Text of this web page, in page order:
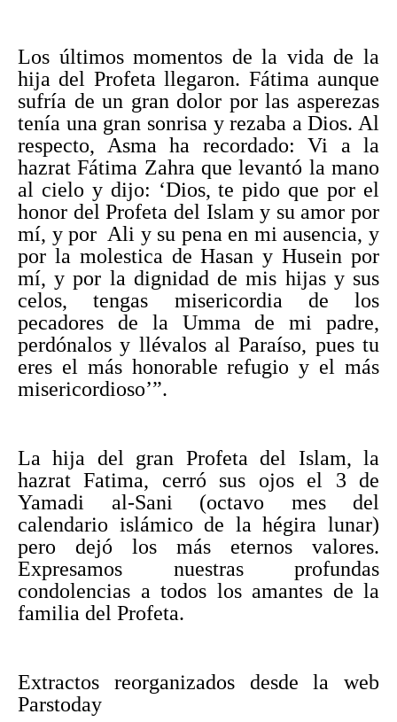
Los últimos momentos de la vida de la
hija del Profeta llegaron. Fátima aunque
sufría de un gran dolor por las asperezas
tenía una gran sonrisa y rezaba a Dios. Al
respecto, Asma ha recordado: Vi a la
hazrat Fátima Zahra que levantó la mano
al cielo y dijo: ‘Dios, te pido que por el
honor del Profeta del Islam y su amor por
mí, y por Ali y su pena en mi ausencia, y
por la molestica de Hasan y Husein por
mí, y por la dignidad de mis hijas y sus
celos, tengas misericordia de los
pecadores de la Umma de mi padre,
perdónalos y llévalos al Paraíso, pues tu
eres el más honorable refugio y el más
misericordioso’”.
La hija del gran Profeta del Islam, la
hazrat Fatima, cerró sus ojos el 3 de
Yamadi al-Sani (octavo mes del
calendario islámico de la hégira lunar)
pero dejó los más eternos valores.
Expresamos nuestras profundas
condolencias a todos los amantes de la
familia del Profeta.
Extractos reorganizados desde la web
Parstoday